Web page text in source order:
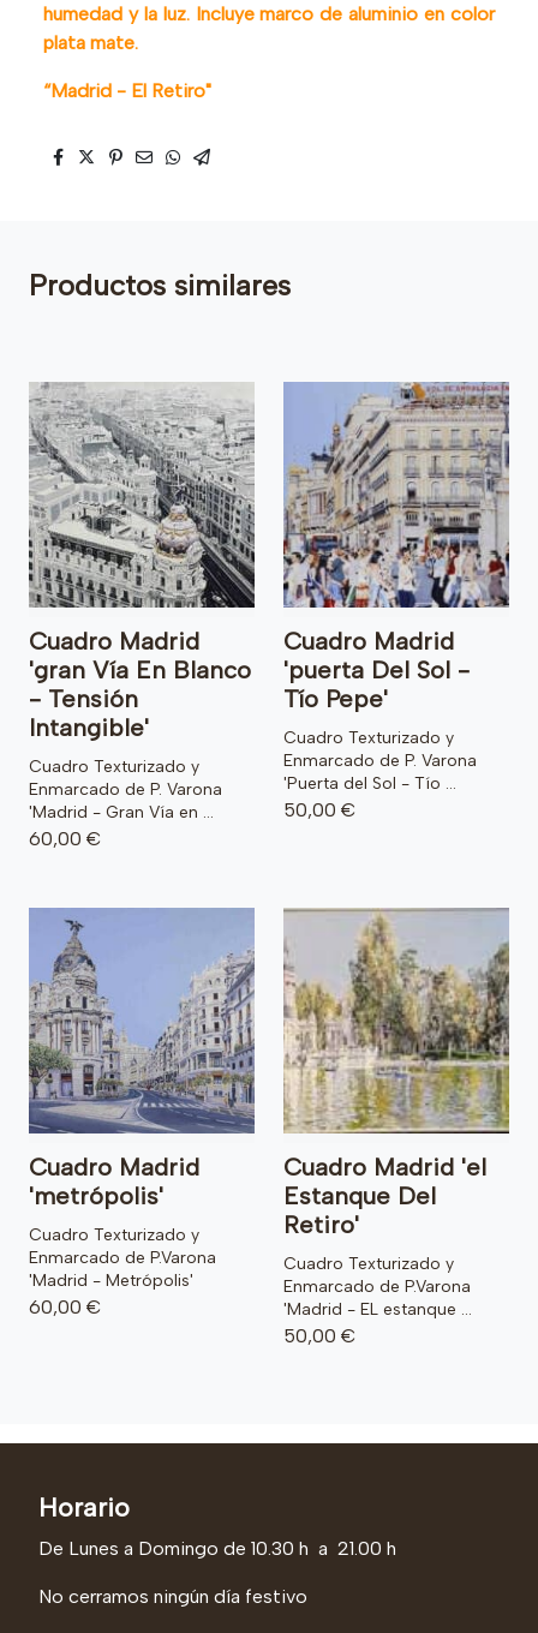
humedad y la luz. Incluye marco de aluminio en color
plata mate.
“Madrid - El Retiro"
Productos similares
Cuadro Madrid
'gran Vía En Blanco
- Tensión
Intangible'
Cuadro Texturizado y
Enmarcado de P. Varona
'Madrid - Gran Vía en ...
60,00 €
Cuadro Madrid
'puerta Del Sol -
Tío Pepe'
Cuadro Texturizado y
Enmarcado de P. Varona
'Puerta del Sol - Tío ...
50,00 €
Cuadro Madrid
'metrópolis'
Cuadro Texturizado y
Enmarcado de P.Varona
'Madrid - Metrópolis'
60,00 €
Cuadro Madrid 'el
Estanque Del
Retiro'
Cuadro Texturizado y
Enmarcado de P.Varona
'Madrid - EL estanque ...
50,00 €
Horario
De Lunes a Domingo de 10.30 h a 21.00 h
No cerramos ningún día festivo